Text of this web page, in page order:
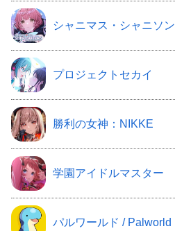
シャニマス・シャニソン
プロジェクトセカイ
勝利の女神：NIKKE
学園アイドルマスター
パルワールド / Palworld